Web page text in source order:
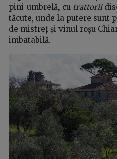
pini-umbrelă, cu trattorii
tăcute, unde la putere sunt
de mistreț și vinul roșu
imbatabilă.